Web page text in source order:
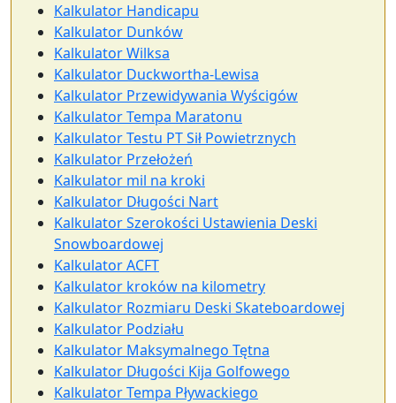
Kalkulator Handicapu
Kalkulator Dunków
Kalkulator Wilksa
Kalkulator Duckwortha-Lewisa
Kalkulator Przewidywania Wyścigów
Kalkulator Tempa Maratonu
Kalkulator Testu PT Sił Powietrznych
Kalkulator Przełożeń
Kalkulator mil na kroki
Kalkulator Długości Nart
Kalkulator Szerokości Ustawienia Deski
Snowboardowej
Kalkulator ACFT
Kalkulator kroków na kilometry
Kalkulator Rozmiaru Deski Skateboardowej
Kalkulator Podziału
Kalkulator Maksymalnego Tętna
Kalkulator Długości Kija Golfowego
Kalkulator Tempa Pływackiego